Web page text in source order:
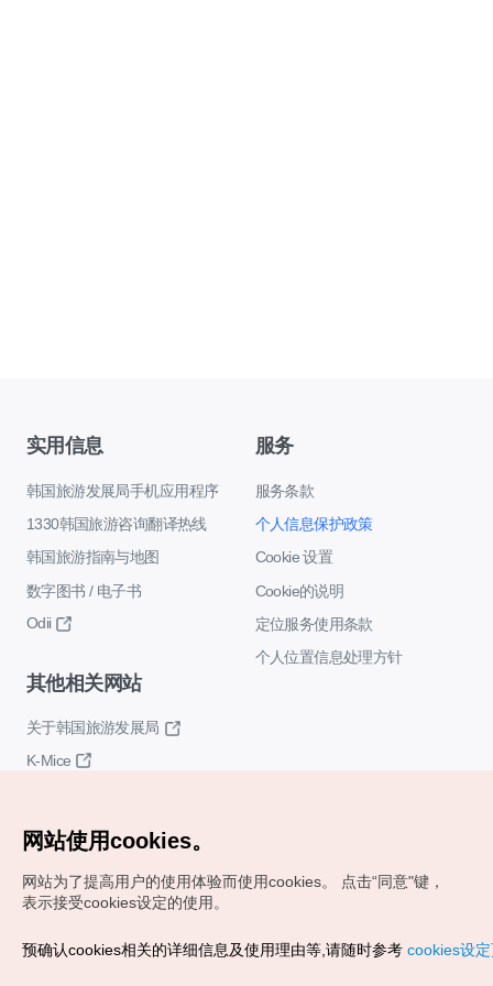
实用信息
韩国旅游发展局手机应用程序
1330韩国旅游咨询翻译热线
韩国旅游指南与地图
数字图书 / 电子书
Odii
服务
服务条款
个人信息保护政策
Cookie 设置
Cookie的说明
定位服务使用条款
个人位置信息处理方针
其他相关网站
关于韩国旅游发展局
K-Mice
Copyrights (c) 韩国旅游发展局版权所有
网站使用cookies。
网站为了提高用户的使用体验而使用cookies。
点击“同意"键，
表示接受cookies设定的使用。
预确认cookies相关的详细信息及使用理由等,请随时参考 cookies设